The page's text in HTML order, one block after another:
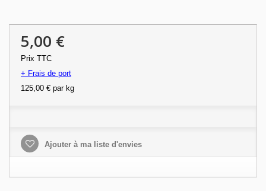
5,00 €
Prix TTC
+ Frais de port
125,00 € par kg
Ajouter à ma liste d'envies